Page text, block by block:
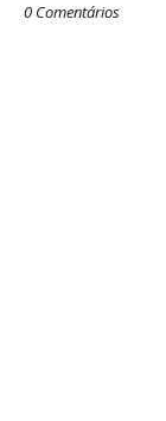
0 Comentários